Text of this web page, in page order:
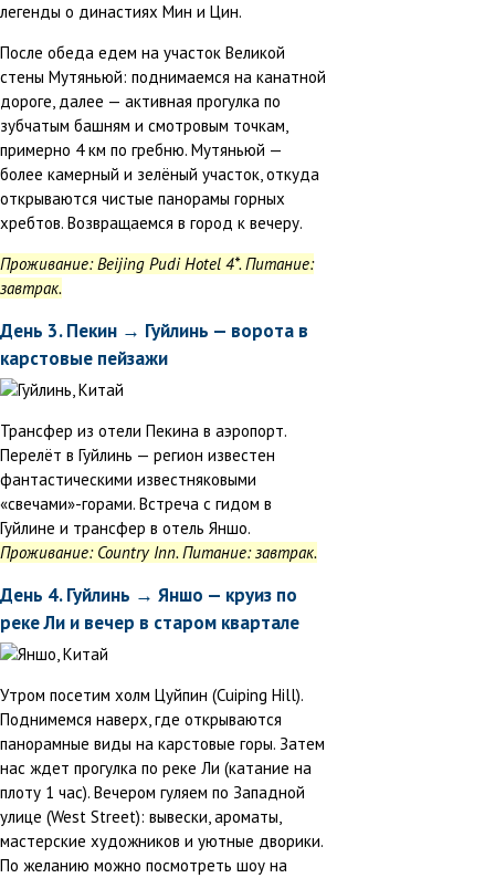
легенды о династиях Мин и Цин.
После обеда едем на участок Великой
стены Мутяньюй: поднимаемся на канатной
дороге, далее — активная прогулка по
зубчатым башням и смотровым точкам,
примерно 4 км по гребню. Мутяньюй —
более камерный и зелёный участок, откуда
открываются чистые панорамы горных
хребтов. Возвращаемся в город к вечеру.
Проживание: Beijing Pudi Hotel 4*. Питание:
завтрак.
День 3. Пекин → Гуйлинь — ворота в
карстовые пейзажи
Трансфер из отели Пекина в аэропорт.
Перелёт в Гуйлинь — регион известен
фантастическими известняковыми
«свечами»-горами. Встреча с гидом в
Гуйлине и трансфер в отель Яншо.
Проживание: Country Inn. Питание: завтрак.
День 4. Гуйлинь → Яншо — круиз по
реке Ли и вечер в старом квартале
Утром посетим холм Цуйпин (Cuiping Hill).
Поднимемся наверх, где открываются
панорамные виды на карстовые горы. Затем
нас ждет прогулка по реке Ли (катание на
плоту 1 час). Вечером гуляем по Западной
улице (West Street): вывески, ароматы,
мастерские художников и уютные дворики.
По желанию можно посмотреть шоу на